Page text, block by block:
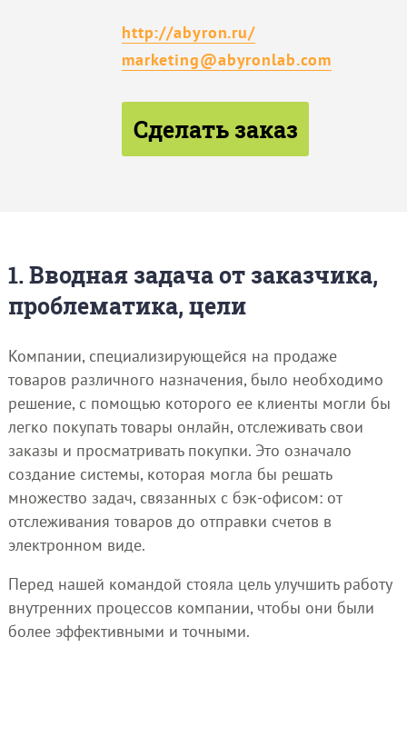
http://abyron.ru/
marketing@abyronlab.com
Сделать заказ
1. Вводная задача от заказчика,
проблематика, цели
Компании, специализирующейся на продаже
товаров различного назначения, было необходимо
решение, с помощью которого ее клиенты могли бы
легко покупать товары онлайн, отслеживать свои
заказы и просматривать покупки. Это означало
создание системы, которая могла бы решать
множество задач, связанных с бэк-офисом: от
отслеживания товаров до отправки счетов в
электронном виде.
Перед нашей командой стояла цель улучшить работу
внутренних процессов компании, чтобы они были
более эффективными и точными.